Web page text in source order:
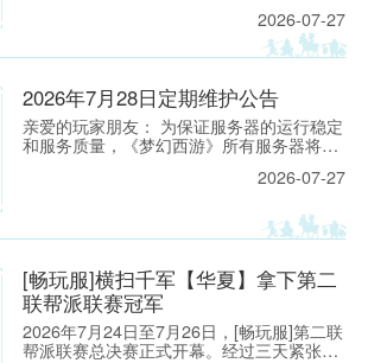
2026-07-27
2026年7月28日定期维护公告
亲爱的玩家朋友： 为保证服务器的运行稳定
和服务质量，《梦幻西游》所有服务器将于
行的维护工作。预计维护时间为上午8:00至
戏时间，以免造成不必要的损失。
2026-07-27
[畅玩服]横扫千军【华夏】拿下第二
联帮派联赛冠军
2026年7月24日至7月26日，[畅玩服]第二联
帮派联赛总决赛正式开幕。经过三天紧张激